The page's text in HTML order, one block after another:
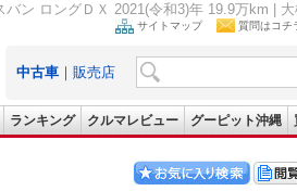
バン ロングＤＸ 2021(令和3)年 19.9万km |
サイトマップ 質問はコチ
中古車 ｜ 販売店
ランキング クルマレビュー グーピット沖縄